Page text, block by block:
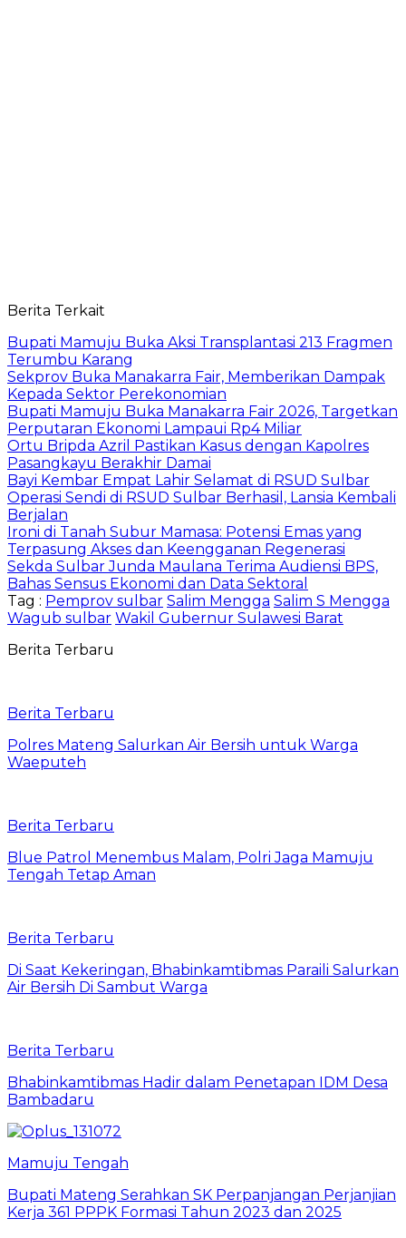
Berita Terkait
Bupati Mamuju Buka Aksi Transplantasi 213 Fragmen
Terumbu Karang
Sekprov Buka Manakarra Fair, Memberikan Dampak
Kepada Sektor Perekonomian
Bupati Mamuju Buka Manakarra Fair 2026, Targetkan
Perputaran Ekonomi Lampaui Rp4 Miliar
Ortu Bripda Azril Pastikan Kasus dengan Kapolres
Pasangkayu Berakhir Damai
Bayi Kembar Empat Lahir Selamat di RSUD Sulbar
Operasi Sendi di RSUD Sulbar Berhasil, Lansia Kembali
Berjalan
Ironi di Tanah Subur Mamasa: Potensi Emas yang
Terpasung Akses dan Keengganan Regenerasi
Sekda Sulbar Junda Maulana Terima Audiensi BPS,
Bahas Sensus Ekonomi dan Data Sektoral
Tag : Pemprov sulbar Salim Mengga Salim S Mengga
Wagub sulbar Wakil Gubernur Sulawesi Barat
Berita Terbaru
Berita Terbaru
Polres Mateng Salurkan Air Bersih untuk Warga
Waeputeh
Berita Terbaru
Blue Patrol Menembus Malam, Polri Jaga Mamuju
Tengah Tetap Aman
Berita Terbaru
Di Saat Kekeringan, Bhabinkamtibmas Paraili Salurkan
Air Bersih Di Sambut Warga
Berita Terbaru
Bhabinkamtibmas Hadir dalam Penetapan IDM Desa
Bambadaru
Mamuju Tengah
Bupati Mateng Serahkan SK Perpanjangan Perjanjian
Kerja 361 PPPK Formasi Tahun 2023 dan 2025